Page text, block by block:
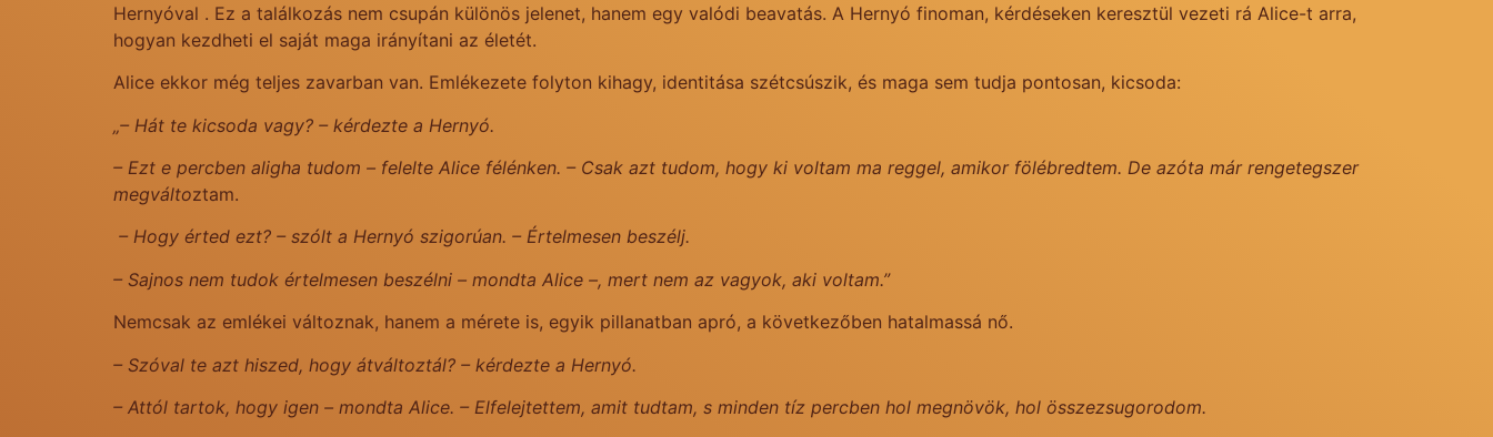
Hernyóval . Ez a találkozás nem csupán különös jelenet, hanem egy valódi beavatás. A Hernyó finoman, kérdéseken keresztül vezeti rá Alice-t arra,
hogyan kezdheti el saját maga irányítani az életét.
Alice ekkor még teljes zavarban van. Emlékezete folyton kihagy, identitása szétcsúszik, és maga sem tudja pontosan, kicsoda:
„– Hát te kicsoda vagy? – kérdezte a Hernyó.
– Ezt e percben aligha tudom – felelte Alice félénken. – Csak azt tudom, hogy ki voltam ma reggel, amikor fölébredtem. De azóta már rengetegszer
megváltoztam.
– Hogy érted ezt? – szólt a Hernyó szigorúan. – Értelmesen beszélj.
– Sajnos nem tudok értelmesen beszélni – mondta Alice –, mert nem az vagyok, aki voltam.”
Nemcsak az emlékei változnak, hanem a mérete is, egyik pillanatban apró, a következőben hatalmassá nő.
– Szóval te azt hiszed, hogy átváltoztál? – kérdezte a Hernyó.
– Attól tartok, hogy igen – mondta Alice. – Elfelejtettem, amit tudtam, s minden tíz percben hol megnövök, hol összezsugorodom.